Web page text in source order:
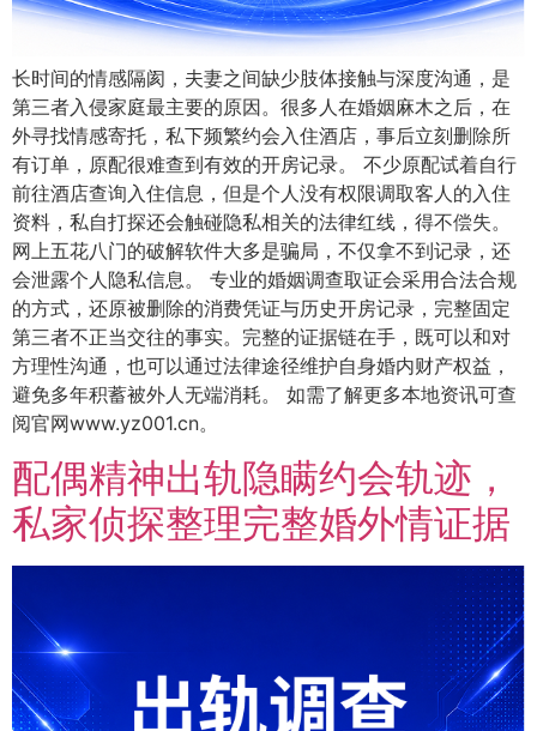
长时间的情感隔阂，夫妻之间缺少肢体接触与深度沟通，是
第三者入侵家庭最主要的原因。很多人在婚姻麻木之后，在
外寻找情感寄托，私下频繁约会入住酒店，事后立刻删除所
有订单，原配很难查到有效的开房记录。 不少原配试着自行
前往酒店查询入住信息，但是个人没有权限调取客人的入住
资料，私自打探还会触碰隐私相关的法律红线，得不偿失。
网上五花八门的破解软件大多是骗局，不仅拿不到记录，还
会泄露个人隐私信息。 专业的婚姻调查取证会采用合法合规
的方式，还原被删除的消费凭证与历史开房记录，完整固定
第三者不正当交往的事实。完整的证据链在手，既可以和对
方理性沟通，也可以通过法律途径维护自身婚内财产权益，
避免多年积蓄被外人无端消耗。 如需了解更多本地资讯可查
阅官网www.yz001.cn。
配偶精神出轨隐瞒约会轨迹，
私家侦探整理完整婚外情证据